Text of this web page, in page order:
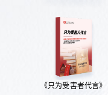
《只为受害者代言》